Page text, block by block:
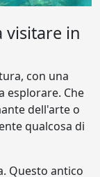
visitare in
con una
esplorare. Che
dell'arte o
qualcosa di
Questo antico